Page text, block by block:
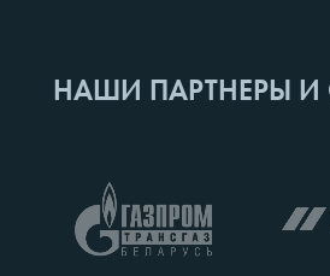
НАШИ ПАРТНЕРЫ